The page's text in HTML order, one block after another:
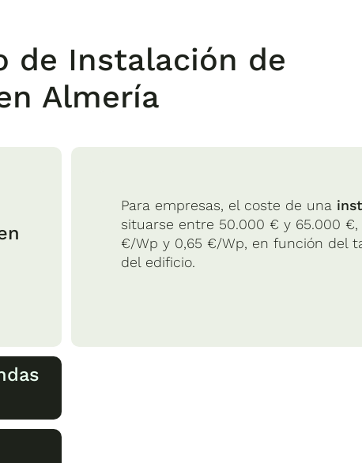
de Instalación de
Almería
Para empresas, el coste de una
situarse entre 50.000 € y 65.000
€/Wp y 0,65 €/Wp, en función del
del edificio.